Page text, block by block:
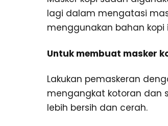
lagi dalam mengatasi
menggunakan bahan kopi
Untuk membuat masker
Lakukan pemaskeran
mengangkat kotoran dan
lebih bersih dan cerah.